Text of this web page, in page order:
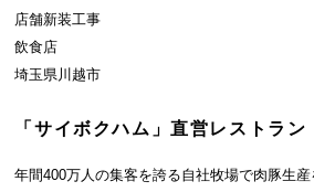
店舗新装工事
飲食店
埼玉県川越市
「サイボクハム」直営レストラン
年間400万人の集客を誇る自社牧場で肉豚生